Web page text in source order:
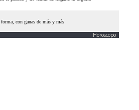
Horoscopo